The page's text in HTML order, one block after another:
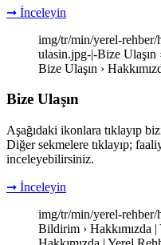
➞ İnceleyin
img/tr/min/yerel-
ulasin.jpg-|-Bize Ulaşın
Bize Ulaşın ›
Bize Ulaşın
Aşağıdaki ikonlara tıklayıp
Diğer sekmelere tıklayıp;
inceleyebilirsiniz.
➞ İnceleyin
img/tr/min/yerel-
Bildirim › Hakkımızda